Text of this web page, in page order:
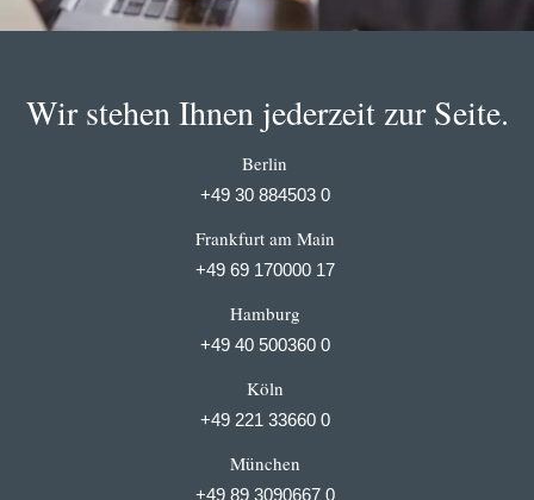
Wir stehen Ihnen jederzeit zur Seite.
Berlin
+49 30 884503 0
Frankfurt am Main
+49 69 170000 17
Hamburg
+49 40 500360 0
Köln
+49 221 33660 0
München
+49 89 3090667 0